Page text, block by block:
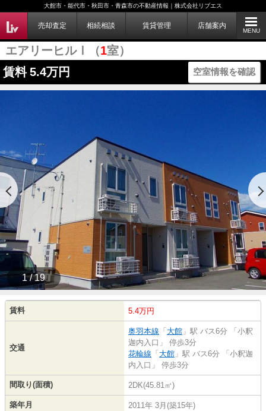
大館市・能代市・秋田市・青森市の不動産情報｜株式会社リブエス
売却査定 相続相談 賃貸管理 店舗案内
MENU
エアリーヒルⅠ（1室）
賃料 5.4万円 空室情報を確認
1 / 19
賃料 5.4万円
交通
奥羽本線 「 大館 」駅 バス6分 「小釈
迦内入口」 停歩3分
花輪線 「 大館 」駅 バス6分 「小釈迦
内入口」 停歩3分
間取り(面積) 2DK(45.81㎡)
築年月 2011年 3月(築15年)